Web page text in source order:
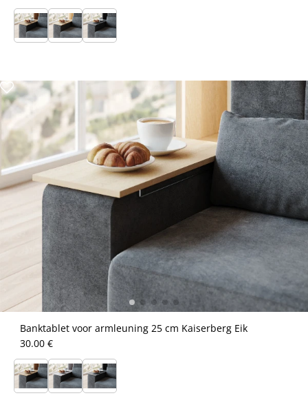
Banktablet voor armleuning 25 cm Kaiserberg Eik
30.00 €